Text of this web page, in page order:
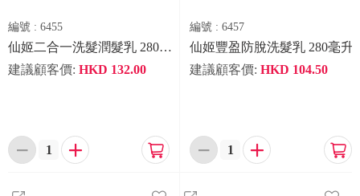
編號 : 6455
仙姬二合一洗髮潤髮乳 280毫升
建議顧客價: HKD 132.00
  
編號 : 6457
仙姬豐盈防脫洗髮乳 280毫升
建議顧客價: HKD 104.50
  